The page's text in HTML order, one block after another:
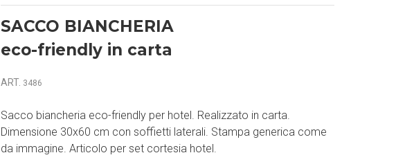
SACCO BIANCHERIA
eco-friendly in carta
ART. 3486
Sacco biancheria eco-friendly per hotel. Realizzato in carta.
Dimensione 30x60 cm con soffietti laterali. Stampa generica come
da immagine. Articolo per set cortesia hotel.